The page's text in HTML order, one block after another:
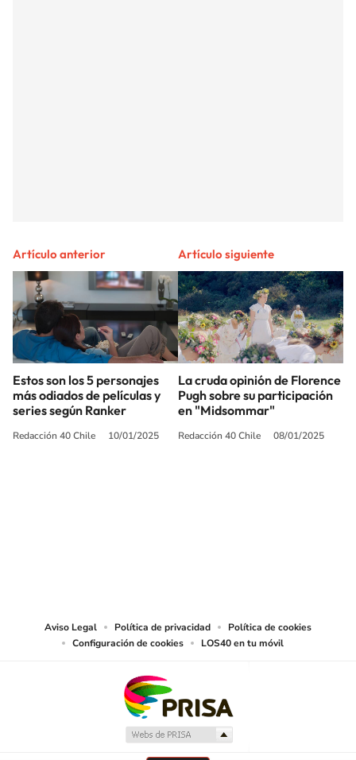
Artículo anterior
Estos son los 5 personajes
más odiados de películas y
series según Ranker
Redacción 40 Chile 10/01/2025
Artículo siguiente
La cruda opinión de Florence
Pugh sobre su participación
en "Midsommar"
Redacción 40 Chile 08/01/2025
Aviso Legal Política de privacidad
Política de cookies
Configuración de cookies
LOS40 en tu móvil